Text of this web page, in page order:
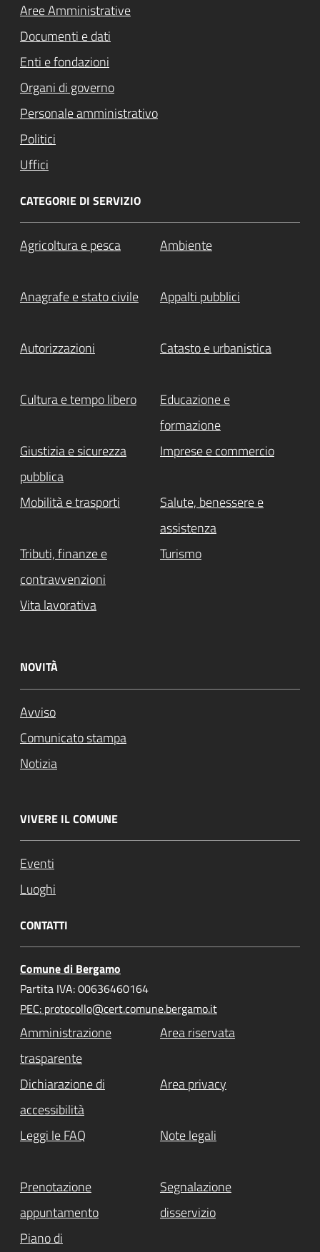
Aree Amministrative
Documenti e dati
Enti e fondazioni
Organi di governo
Personale amministrativo
Politici
Uffici
CATEGORIE DI SERVIZIO
Agricoltura e pesca Ambiente
Anagrafe e stato civile Appalti pubblici
Autorizzazioni Catasto e urbanistica
Cultura e tempo libero
Educazione e
formazione
Giustizia e sicurezza
pubblica
Imprese e commercio
Mobilità e trasporti
Salute, benessere e
assistenza
Tributi, finanze e
contravvenzioni
Turismo
Vita lavorativa
NOVITÀ
Avviso
Comunicato stampa
Notizia
VIVERE IL COMUNE
Eventi
Luoghi
CONTATTI
Comune di Bergamo
Partita IVA: 00636460164
PEC: protocollo@cert.comune.bergamo.it
Amministrazione
trasparente
Area riservata
Dichiarazione di
accessibilità
Area privacy
Leggi le FAQ Note legali
Prenotazione
appuntamento
Segnalazione
disservizio
Piano di